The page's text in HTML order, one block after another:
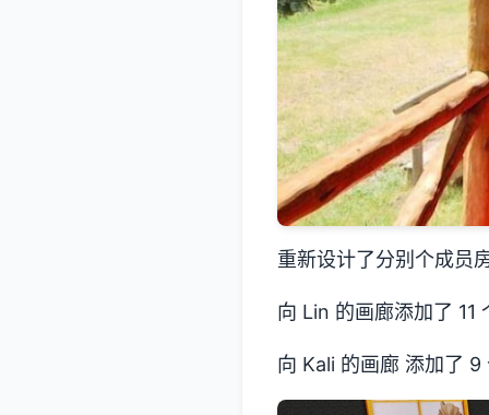
重新设计了分别个成员
向 Lin 的画廊添加了 11
向 Kali 的画廊 添加了 9